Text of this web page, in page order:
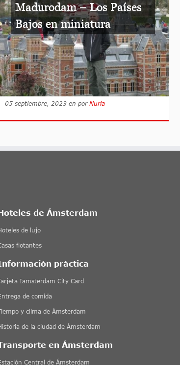
Madurodam – Los Países
Bajos en miniatura
05 septiembre, 2023 en por Nuria
de Ámsterdam
de lujo
flotantes
práctica
Iamsterdam City Card
de comida
y clima de Ámsterdam
de la ciudad de Ámsterdam
en Ámsterdam
Central de Ámsterdam